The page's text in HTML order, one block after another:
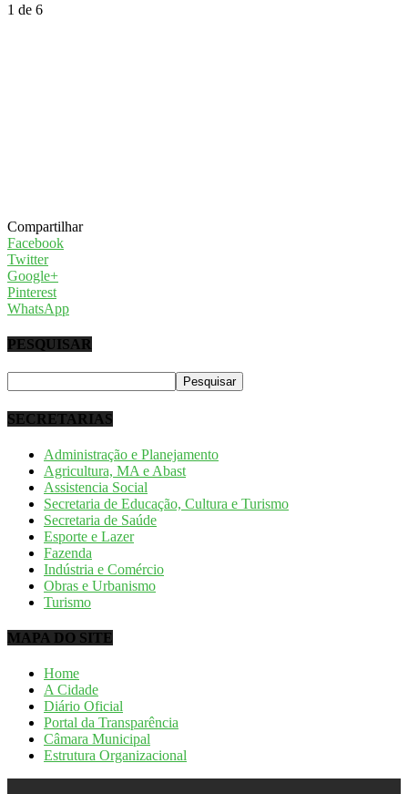
1 de 6
Compartilhar
Facebook
Twitter
Google+
Pinterest
WhatsApp
PESQUISAR
SECRETARIAS
Administração e Planejamento
Agricultura, MA e Abast
Assistencia Social
Secretaria de Educação, Cultura e Turismo
Secretaria de Saúde
Esporte e Lazer
Fazenda
Indústria e Comércio
Obras e Urbanismo
Turismo
MAPA DO SITE
Home
A Cidade
Diário Oficial
Portal da Transparência
Câmara Municipal
Estrutura Organizacional